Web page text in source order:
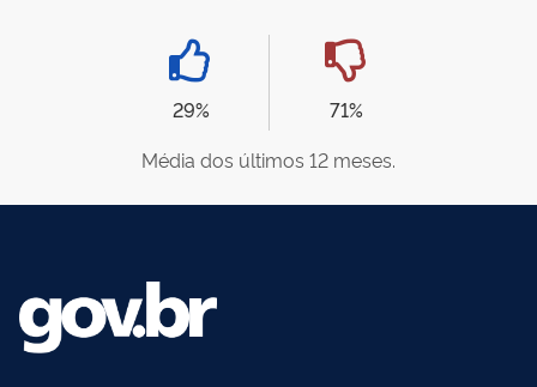
29%
71%
Média dos últimos 12 meses.